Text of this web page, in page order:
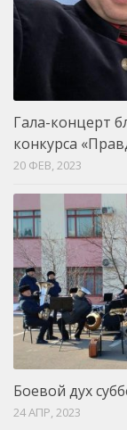
Гала-концерт
конкурса
20 ФЕВ, 2023
Боевой дух
24 АПР, 2023